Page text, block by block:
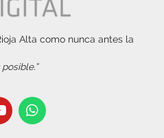
Alta como nunca antes la